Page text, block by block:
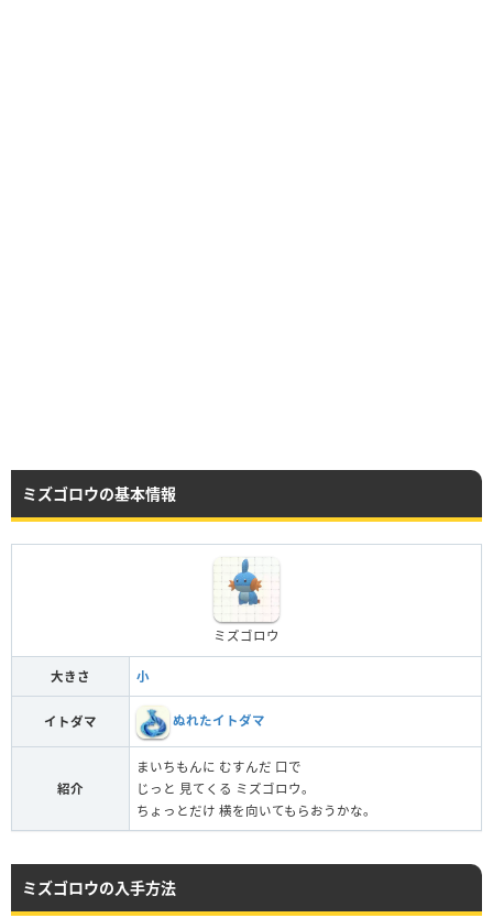
ミズゴロウの基本情報
ミズゴロウ
大きさ 小
イトダマ ぬれたイトダマ
紹介
まいちもんに むすんだ 口で
じっと 見てくる ミズゴロウ。
ちょっとだけ 横を向いてもらおうかな。
ミズゴロウの入手方法